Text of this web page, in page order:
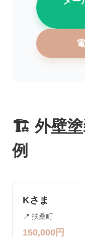
🏗️ 外壁塗
例
Kさま
📍 扶桑町
150,000 円